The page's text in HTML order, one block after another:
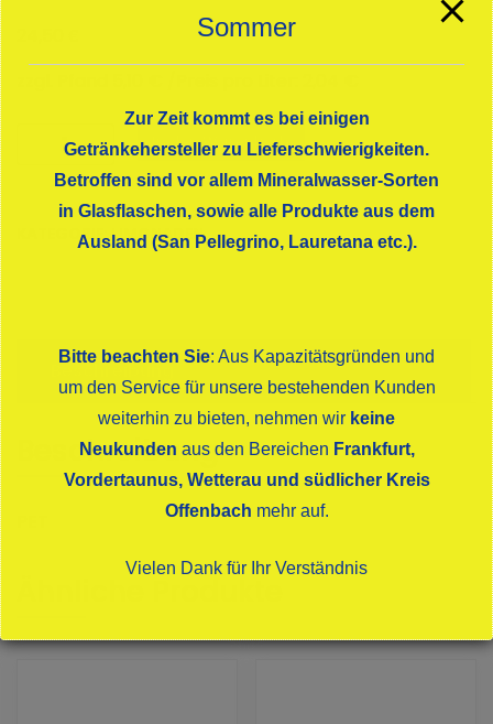
Schwap
Orange
(ehem.
Mirinda)
In den Warenkorb
KATEGORIE:LIMONADEN
Beschreibung
Beschreibung
Sommer
Zur Zeit kommt es bei einigen
Getränkehersteller zu Lieferschwierigkeiten.
Betroffen sind vor allem Mineralwasser-Sorten
in Glasflaschen, sowie alle Produkte aus dem
Ausland (San Pellegrino, Lauretana etc.).
Bitte beachten Sie: Aus Kapazitätsgründen und
um den Service für unsere bestehenden Kunden
weiterhin zu bieten, nehmen wir keine
Neukunden aus den Bereichen Frankfurt,
Vordertaunus, Wetterau und südlicher Kreis
Offenbach mehr auf.
Vielen Dank für Ihr Verständnis
Dies schließt sich in16Sekunden